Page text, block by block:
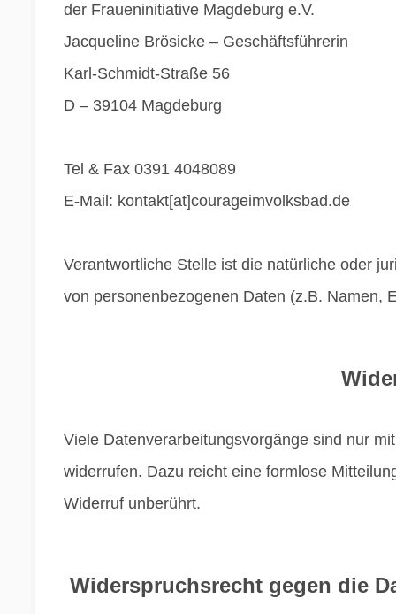
der Fraueninitiative Magdeburg e.V.
Jacqueline Brösicke – Geschäftsführerin
Karl-Schmidt-Straße 56
D – 39104 Magdeburg
Tel & Fax 0391 4048089
E-Mail: kontakt[at]courageimvolksbad.de
Verantwortliche Stelle ist die natürliche oder
von personenbezogenen Daten (z.B. Namen,
Viele Datenverarbeitungsvorgänge sind nur
widerrufen. Dazu reicht eine formlose
Widerruf unberührt.
Widerspruchsrecht gegen die